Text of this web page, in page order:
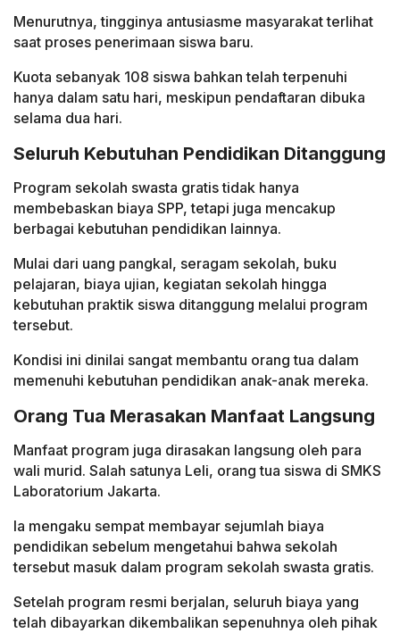
Menurutnya, tingginya antusiasme masyarakat terlihat
saat proses penerimaan siswa baru.
Kuota sebanyak 108 siswa bahkan telah terpenuhi
hanya dalam satu hari, meskipun pendaftaran dibuka
selama dua hari.
Seluruh Kebutuhan Pendidikan Ditanggung
Program sekolah swasta gratis tidak hanya
membebaskan biaya SPP, tetapi juga mencakup
berbagai kebutuhan pendidikan lainnya.
Mulai dari uang pangkal, seragam sekolah, buku
pelajaran, biaya ujian, kegiatan sekolah hingga
kebutuhan praktik siswa ditanggung melalui program
tersebut.
Kondisi ini dinilai sangat membantu orang tua dalam
memenuhi kebutuhan pendidikan anak-anak mereka.
Orang Tua Merasakan Manfaat Langsung
Manfaat program juga dirasakan langsung oleh para
wali murid. Salah satunya Leli, orang tua siswa di SMKS
Laboratorium Jakarta.
Ia mengaku sempat membayar sejumlah biaya
pendidikan sebelum mengetahui bahwa sekolah
tersebut masuk dalam program sekolah swasta gratis.
Setelah program resmi berjalan, seluruh biaya yang
telah dibayarkan dikembalikan sepenuhnya oleh pihak